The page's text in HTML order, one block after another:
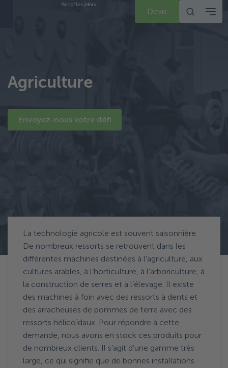
Part of Lesjöfors
Devis
Agriculture
Envoyez-nous votre défi
La technologie agricole est souvent saisonnière.
De nombreux ressorts se retrouvent dans les
différentes machines destinées à l’agriculture, aux
cultures arables, à l’horticulture, à l’arboriculture, à
la construction de serres et à l’élevage. Il existe
des machines à foin avec des ressorts à dents et
des arracheuses de pommes de terre avec des
ressorts hélicoïdaux. Pour répondre à cette
demande, nous avons en stock ces produits pour
de nombreux clients. Il s’agit d’une gamme très
large, ce qui signifie que de bonnes installations